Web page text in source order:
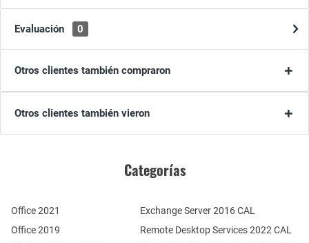
Evaluación 0
Otros clientes también compraron
Otros clientes también vieron
Categorías
Office 2021
Office 2019
Remote Desktop Services 2022 CAL
Exchange Server 2016 CAL